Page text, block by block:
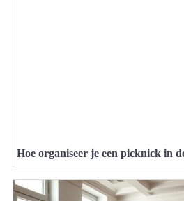
Hoe organiseer je een picknick in